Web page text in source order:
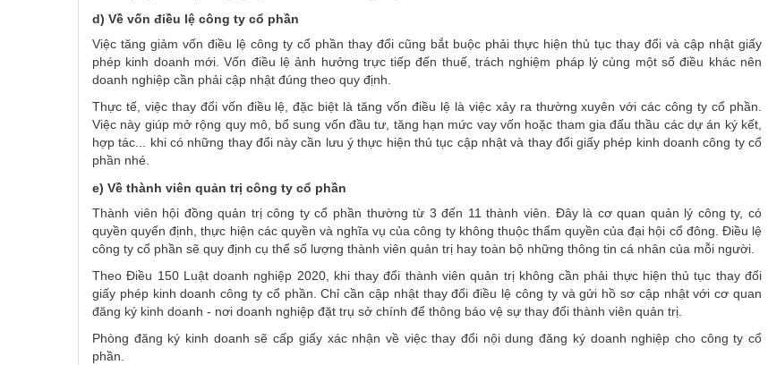
d) Về vốn điều lệ công ty cổ phần
Việc tăng giảm vốn điều lệ công ty cổ phần thay đổi cũng bắt buộc phải thực hiện thủ tục thay đổi và cập nhật giấy
phép kinh doanh mới. Vốn điều lệ ảnh hưởng trực tiếp đến thuế, trách nghiệm pháp lý cùng một số điều khác nên
doanh nghiệp cần phải cập nhật đúng theo quy định.
Thực tế, việc thay đổi vốn điều lệ, đặc biệt là tăng vốn điều lệ là việc xảy ra thường xuyên với các công ty cổ phần.
Việc này giúp mở rộng quy mô, bổ sung vốn đầu tư, tăng hạn mức vay vốn hoặc tham gia đấu thầu các dự án ký kết,
hợp tác... khi có những thay đổi này cần lưu ý thực hiện thủ tục cập nhật và thay đổi giấy phép kinh doanh công ty cổ
phần nhé.
e) Về thành viên quản trị công ty cổ phần
Thành viên hội đồng quản trị công ty cổ phần thường từ 3 đến 11 thành viên. Đây là cơ quan quản lý công ty, có
quyền quyến định, thực hiện các quyền và nghĩa vụ của công ty không thuộc thẩm quyền của đại hội cổ đông. Điều lệ
công ty cổ phần sẽ quy định cụ thể số lượng thành viên quản trị hay toàn bộ những thông tin cá nhân của mỗi người.
Theo Điều 150 Luật doanh nghiệp 2020, khi thay đổi thành viên quản trị không cần phải thực hiện thủ tục thay đổi
giấy phép kinh doanh công ty cổ phần. Chỉ cần cập nhật thay đổi điều lệ công ty và gửi hồ sơ cập nhật với cơ quan
đăng ký kinh doanh - nơi doanh nghiệp đặt trụ sở chính để thông báo vệ sự thay đổi thành viên quản trị.
Phòng đăng ký kinh doanh sẽ cấp giấy xác nhận về việc thay đổi nội dung đăng ký doanh nghiệp cho công ty cổ
phần.